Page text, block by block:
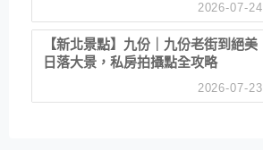
2026-07-24
【新北景點】九份｜九份老街到絕美
日落大景，私房拍攝點全攻略
2026-07-23